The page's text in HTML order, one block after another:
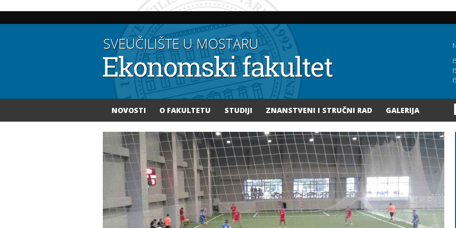
glavni
NOVOSTI O FAKULTETU STUDIJI ZNANSTVENI I STRUČNI RAD GALERIJA
Vi ste ovdje